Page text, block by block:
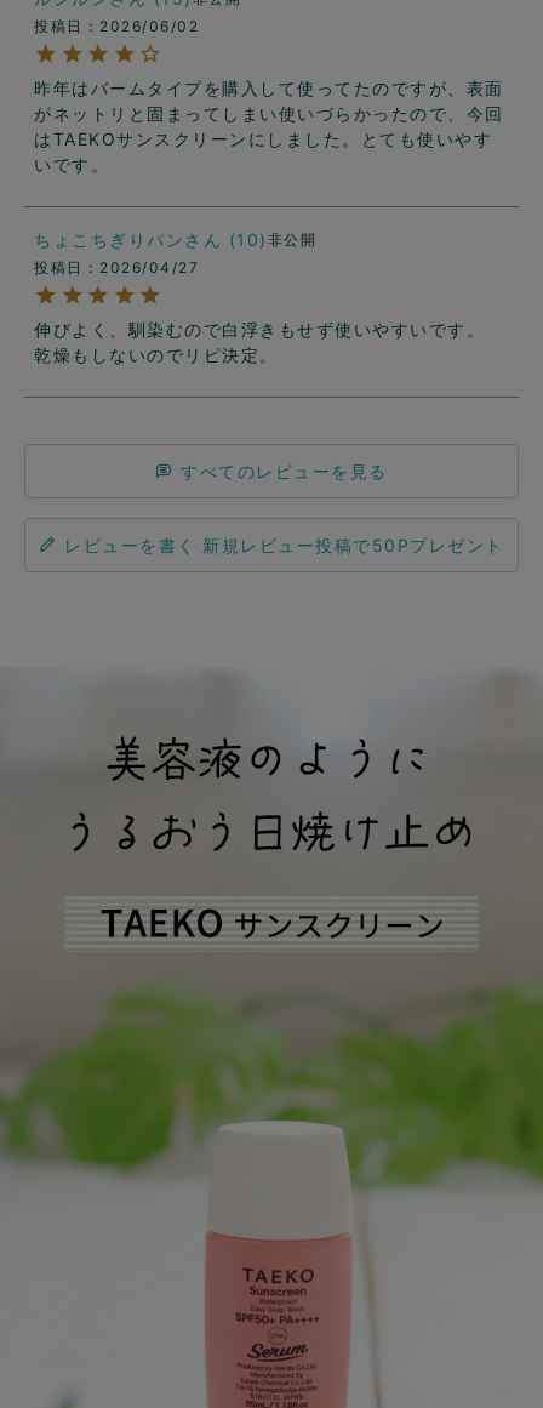
投稿日
2026/06/02
昨年はバームタイプを購入して使ってたのですが、表面
がネットリと固まってしまい使いづらかったので、今回
はTAEKOサンスクリーンにしました。とても使いやす
いです。
ちょこちぎりパン 10 非公開
投稿日
2026/04/27
伸びよく、馴染むので白浮きもせず使いやすいです。
乾燥もしないのでリピ決定。
すべてのレビューを見る
レビューを書く